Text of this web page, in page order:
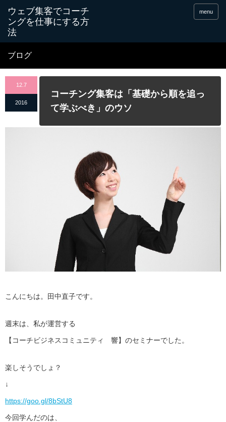
menu
ブログ
12.7
2016
コーチング集客は「基礎から順を追っ
て学ぶべき」のウソ
こんにちは。田中直子です。
週末は、私が運営する
【コーチビジネスコミュニティ 響】のセミナーでした。
楽しそうでしょ？
↓
https://goo.gl/8bStU8
今回学んだのは、